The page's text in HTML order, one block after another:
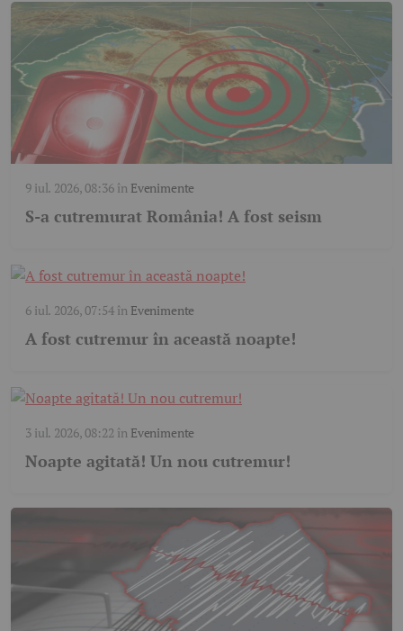
9 iul. 2026, 08:36în Evenimente
S-a cutremurat România! A fost seism
6 iul. 2026, 07:54în Evenimente
A fost cutremur în această noapte!
3 iul. 2026, 08:22 în Evenimente
Noapte agitată! Un nou cutremur!